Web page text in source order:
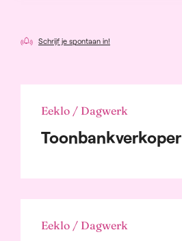
Schrijf je spontaan in!
Eeklo / Dagwerk
Toonbankverkoper
Eeklo / Dagwerk